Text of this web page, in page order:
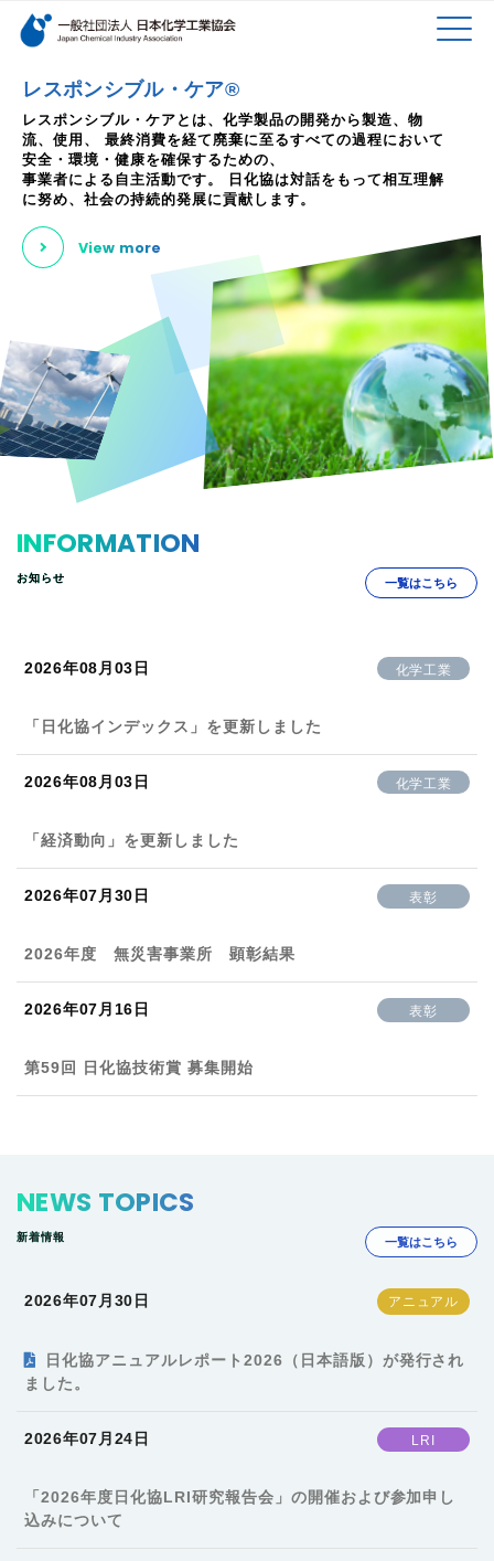
検索キーワード
レスポンシブル・ケア®
レスポンシブル・ケアとは、化学製品の開発から製造、物
流、使用、
最終消費を経て廃棄に至るすべての過程において
安全・環境・健康を確保するための、
事業者による自主活動です。
日化協は対話をもって相互理解
に努め、社会の持続的発展に貢献します。
View more
INFORMATION
お知らせ 一覧はこちら
2026年08月03日 化学工業
「日化協インデックス」を更新しました
2026年08月03日 化学工業
「経済動向」を更新しました
2026年07月30日 表彰
2026年度 無災害事業所 顕彰結果
2026年07月16日 表彰
第59回 日化協技術賞 募集開始
NEWS TOPICS
新着情報 一覧はこちら
2026年07月30日
日化協アニュアルレポート2026（日本語版）が発行され
ました。
2026年07月24日 LRI
「2026年度日化協LRI研究報告会」の開催および参加申し
込みについて